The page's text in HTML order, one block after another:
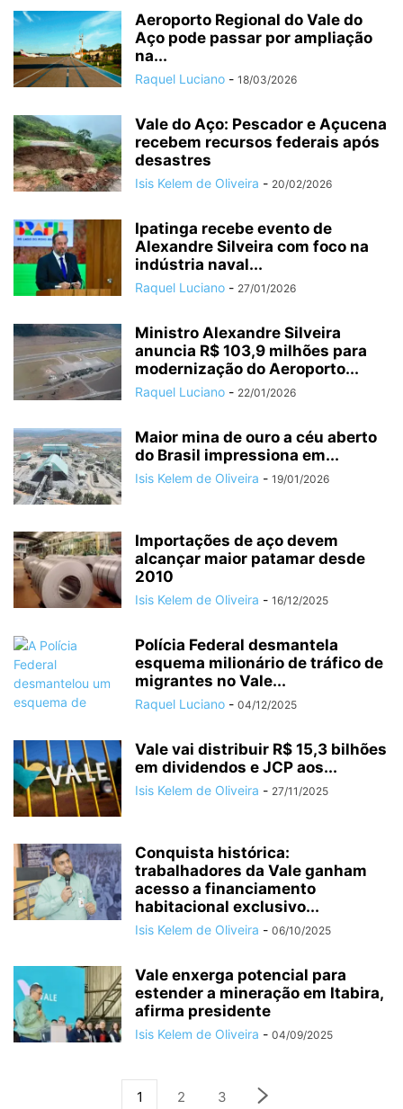
SETE LAGOAS
SUSTENTABILIDADE TARIFAÇO TECNOLOGIA TIRADENTES
TURISMO TURISMO RELIGIOSO
Aeroporto Regional do Vale do
Aço pode passar por ampliação
na...
Raquel Luciano - 18/03/2026
Vale do Aço: Pescador e Açucena
recebem recursos federais após
desastres
Isis Kelem de Oliveira - 20/02/2026
Ipatinga recebe evento de
Alexandre Silveira com foco na
indústria naval...
Raquel Luciano - 27/01/2026
Ministro Alexandre Silveira
anuncia R$ 103,9 milhões para
modernização do Aeroporto...
Raquel Luciano - 22/01/2026
Maior mina de ouro a céu aberto
do Brasil impressiona em...
Isis Kelem de Oliveira - 19/01/2026
Importações de aço devem
alcançar maior patamar desde
2010
Isis Kelem de Oliveira - 16/12/2025
Polícia Federal desmantela
esquema milionário de tráfico de
migrantes no Vale...
Raquel Luciano - 04/12/2025
Vale vai distribuir R$ 15,3 bilhões
em dividendos e JCP aos...
Isis Kelem de Oliveira - 27/11/2025
Conquista histórica:
trabalhadores da Vale ganham
acesso a financiamento
habitacional exclusivo...
Isis Kelem de Oliveira - 06/10/2025
Vale enxerga potencial para
estender a mineração em Itabira,
afirma presidente
Isis Kelem de Oliveira - 04/09/2025
1 2 3